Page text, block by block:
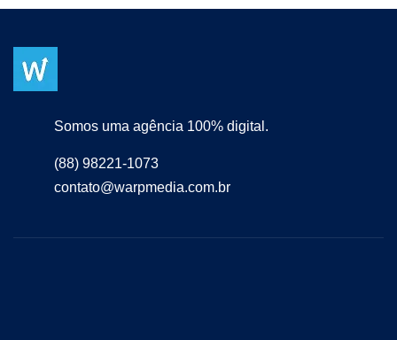
Somos uma agência 100% digital.
(88) 98221-1073
contato@warpmedia.com.br